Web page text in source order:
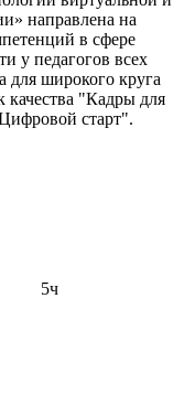
направлена на
в сфере
у педагогов всех
для широкого круга
качества "Кадры для
старт".
5ч